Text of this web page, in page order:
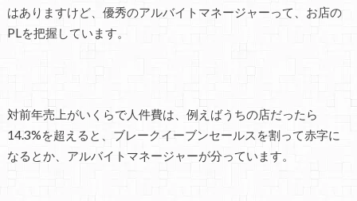
はありますけど、優秀のアルバイトマネージャーって、お店の
PLを把握しています。
対前年売上がいくらで人件費は、例えばうちの店だったら
14.3%を超えると、ブレークイーブンセールスを割って赤字に
なるとか、アルバイトマネージャーが分っています。